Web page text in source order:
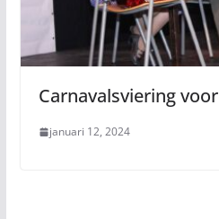
Carnavalsviering
januari 12, 2024